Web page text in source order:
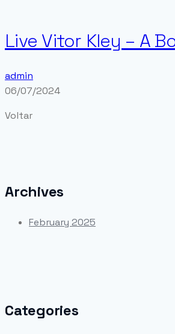
Live Vitor Kley – A
admin
06/07/2024
Voltar
Archives
February 2025
Categories